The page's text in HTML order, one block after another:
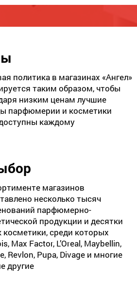
политика в магазинах «Ангел»
таким образом, чтобы
низким ценам лучшие
парфюмерии и косметики
каждому
магазинов
несколько тысяч
парфюмерно-
продукции и десятки
косметики, среди которых
Max Factor, L’Oreal, Maybellin,
Revlon, Pupa, Divage и многие
другие